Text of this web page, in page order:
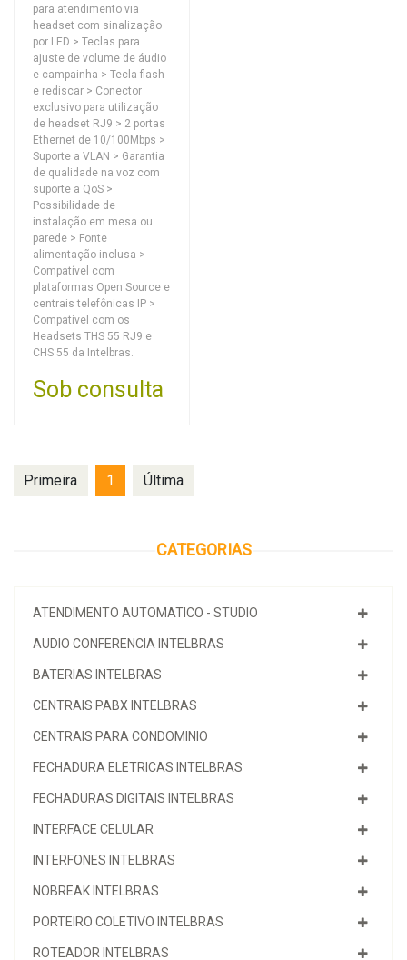
CATEGORIAS
ATENDIMENTO AUTOMATICO - STUDIO
AUDIO CONFERENCIA INTELBRAS
BATERIAS INTELBRAS
CENTRAIS PABX INTELBRAS
CENTRAIS PARA CONDOMINIO
FECHADURA ELETRICAS INTELBRAS
FECHADURAS DIGITAIS INTELBRAS
INTERFACE CELULAR
INTERFONES INTELBRAS
NOBREAK INTELBRAS
PORTEIRO COLETIVO INTELBRAS
ROTEADOR INTELBRAS
para atendimento via
headset com sinalização
por LED > Teclas para
ajuste de volume de áudio
e campainha > Tecla flash
e rediscar > Conector
exclusivo para utilização
de headset RJ9 > 2 portas
Ethernet de 10/100Mbps >
Suporte a VLAN > Garantia
de qualidade na voz com
suporte a QoS >
Possibilidade de
instalação em mesa ou
parede > Fonte
alimentação inclusa >
Compatível com
plataformas Open Source e
centrais telefônicas IP >
Compatível com os
Headsets THS 55 RJ9 e
CHS 55 da Intelbras.
Sob consulta
Primeira 1 Última